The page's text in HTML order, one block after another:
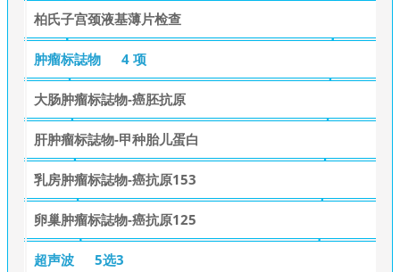
柏氏子宫颈液基薄片检查
肿瘤标誌物 4 项
大肠肿瘤标誌物-癌胚抗原
肝肿瘤标誌物-甲种胎儿蛋白
乳房肿瘤标誌物-癌抗原153
卵巢肿瘤标誌物-癌抗原125
超声波 5选3